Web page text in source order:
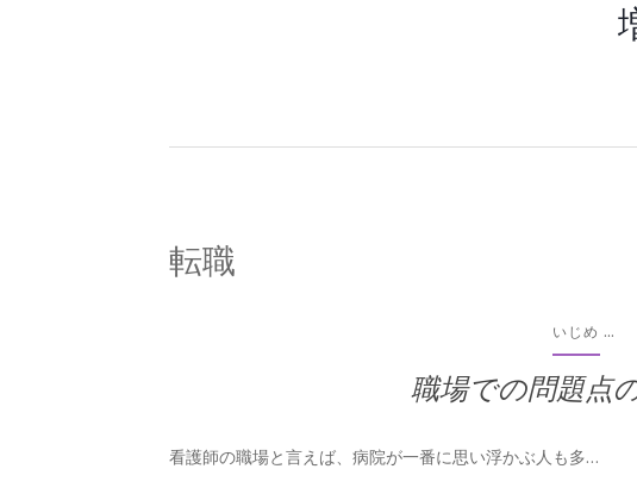
転職
いじめ ...
職場での問題点
看護師の職場と言えば、病院が一番に思い浮かぶ人も多…